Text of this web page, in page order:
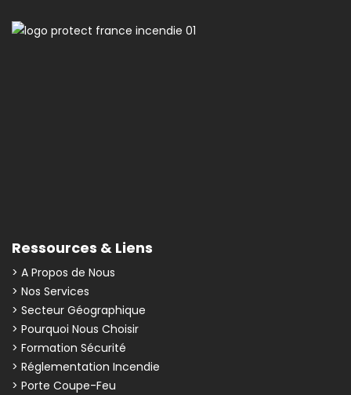
Ressources & Liens
> A Propos de Nous
> Nos Services
> Secteur Géographique
> Pourquoi Nous Choisir
> Formation Sécurité
> Réglementation Incendie
> Porte Coupe-Feu